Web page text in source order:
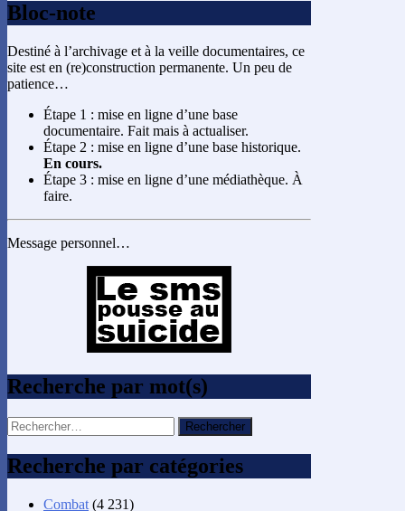
Bloc-note
Destiné à l’archivage et à la veille documentaires, ce
site est en (re)construction permanente. Un peu de
patience…
Étape 1 : mise en ligne d’une base
documentaire. Fait mais à actualiser.
Étape 2 : mise en ligne d’une base historique.
En cours.
Étape 3 : mise en ligne d’une médiathèque. À
faire.
Message personnel…
Recherche par mot(s)
Rechercher :
Recherche par catégories
Combat (4 231)